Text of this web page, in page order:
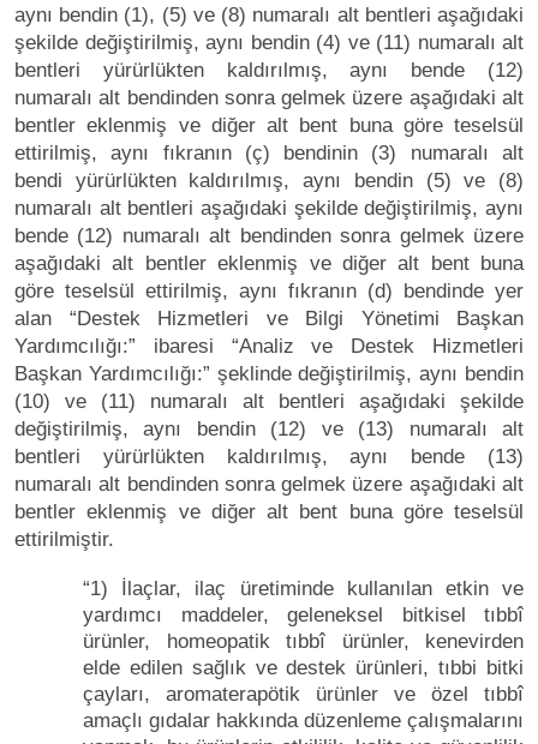
aynı bendin (1), (5) ve (8) numaralı alt bentleri aşağıdaki
şekilde değiştirilmiş, aynı bendin (4) ve (11) numaralı alt
bentleri yürürlükten kaldırılmış, aynı bende (12)
numaralı alt bendinden sonra gelmek üzere aşağıdaki alt
bentler eklenmiş ve diğer alt bent buna göre teselsül
ettirilmiş, aynı fıkranın (ç) bendinin (3) numaralı alt
bendi yürürlükten kaldırılmış, aynı bendin (5) ve (8)
numaralı alt bentleri aşağıdaki şekilde değiştirilmiş, aynı
bende (12) numaralı alt bendinden sonra gelmek üzere
aşağıdaki alt bentler eklenmiş ve diğer alt bent buna
göre teselsül ettirilmiş, aynı fıkranın (d) bendinde yer
alan “Destek Hizmetleri ve Bilgi Yönetimi Başkan
Yardımcılığı:” ibaresi “Analiz ve Destek Hizmetleri
Başkan Yardımcılığı:” şeklinde değiştirilmiş, aynı bendin
(10) ve (11) numaralı alt bentleri aşağıdaki şekilde
değiştirilmiş, aynı bendin (12) ve (13) numaralı alt
bentleri yürürlükten kaldırılmış, aynı bende (13)
numaralı alt bendinden sonra gelmek üzere aşağıdaki alt
bentler eklenmiş ve diğer alt bent buna göre teselsül
ettirilmiştir.
“1) İlaçlar, ilaç üretiminde kullanılan etkin ve
yardımcı maddeler, geleneksel bitkisel tıbbî
ürünler, homeopatik tıbbî ürünler, kenevirden
elde edilen sağlık ve destek ürünleri, tıbbi bitki
çayları, aromaterapötik ürünler ve özel tıbbî
amaçlı gıdalar hakkında düzenleme çalışmalarını